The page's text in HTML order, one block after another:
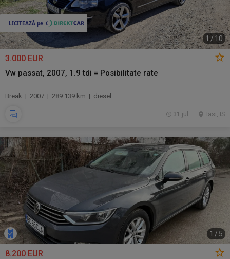
1 / 10
3.000 EUR
Vw passat, 2007, 1.9 tdi = Posibilitate rate
Break | 2007 | 289.139 km | diesel
Iasi, IS
31 jul.
1 / 5
8.200 EUR